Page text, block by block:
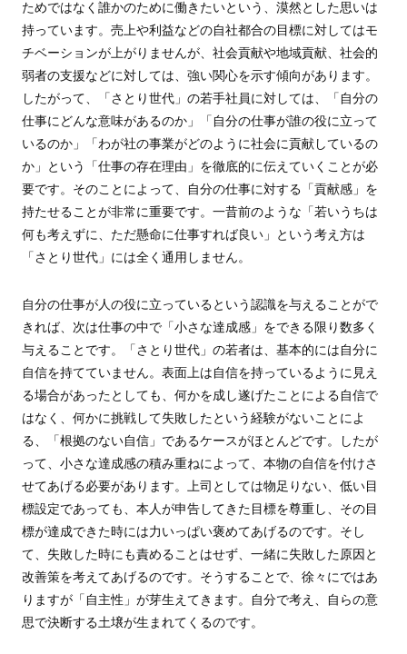
ためではなく誰かのために働きたいという、漠然とした思いは
持っています。売上や利益などの自社都合の目標に対してはモ
チベーションが上がりませんが、社会貢献や地域貢献、社会的
弱者の支援などに対しては、強い関心を示す傾向があります。
したがって、「さとり世代」の若手社員に対しては、「自分の
仕事にどんな意味があるのか」「自分の仕事が誰の役に立って
いるのか」「わが社の事業がどのように社会に貢献しているの
か」という「仕事の存在理由」を徹底的に伝えていくことが必
要です。そのことによって、自分の仕事に対する「貢献感」を
持たせることが非常に重要です。一昔前のような「若いうちは
何も考えずに、ただ懸命に仕事すれば良い」という考え方は
「さとり世代」には全く通用しません。
自分の仕事が人の役に立っているという認識を与えることがで
きれば、次は仕事の中で「小さな達成感」をできる限り数多く
与えることです。「さとり世代」の若者は、基本的には自分に
自信を持てていません。表面上は自信を持っているように見え
る場合があったとしても、何かを成し遂げたことによる自信で
はなく、何かに挑戦して失敗したという経験がないことによ
る、「根拠のない自信」であるケースがほとんどです。したが
って、小さな達成感の積み重ねによって、本物の自信を付けさ
せてあげる必要があります。上司としては物足りない、低い目
標設定であっても、本人が申告してきた目標を尊重し、その目
標が達成できた時には力いっぱい褒めてあげるのです。そし
て、失敗した時にも責めることはせず、一緒に失敗した原因と
改善策を考えてあげるのです。そうすることで、徐々にではあ
りますが「自主性」が芽生えてきます。自分で考え、自らの意
思で決断する土壌が生まれてくるのです。